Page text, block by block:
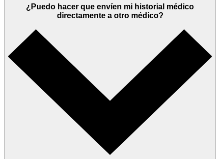
¿Puedo hacer que envíen mi historial médico
directamente a otro médico?